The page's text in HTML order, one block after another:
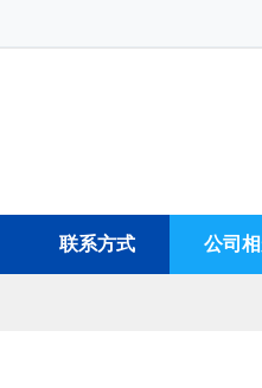
联系方式 公司